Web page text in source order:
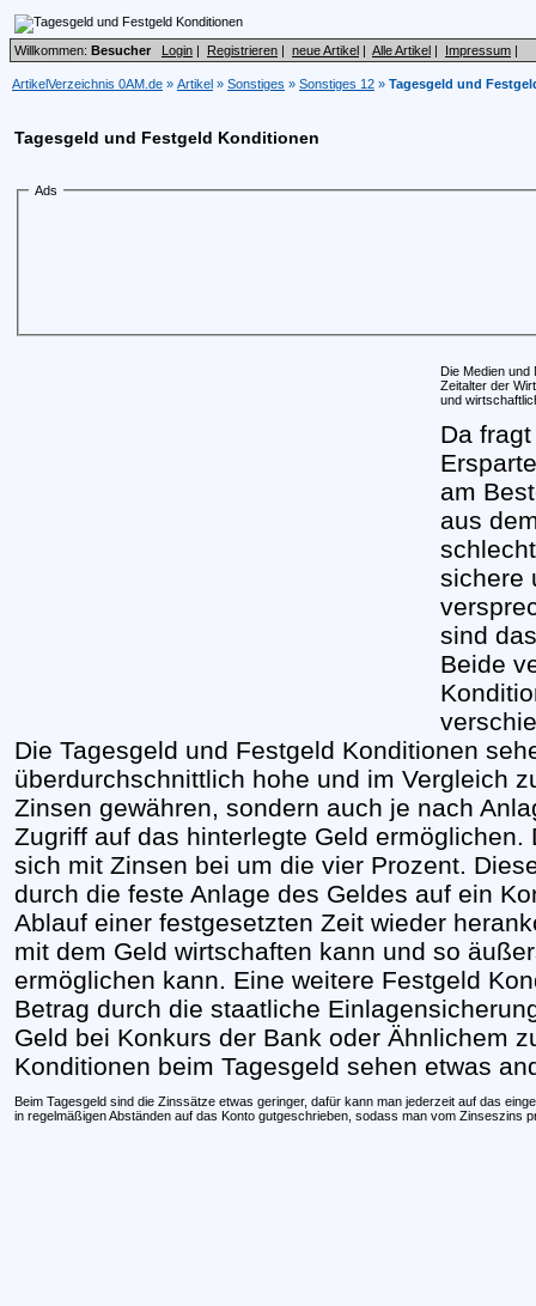
Willkommen: Besucher Login | Registrieren | neue Artikel | Alle Artikel | Impressum |
ArtikelVerzeichnis 0AM.de » Artikel » Sonstiges » Sonstiges 12 » Tagesgeld und
Tagesgeld und Festgeld Konditionen
Ads
Die Medien und
Zeitalter der
und
Da
am
aus
sichere
sind
Beide
Die Tagesgeld und Festgeld Konditionen
überdurchschnittlich hohe und im Vergleich
Zinsen gewähren, sondern auch je nach
Zugriff auf das hinterlegte Geld ermöglichen.
sich mit Zinsen bei um die vier Prozent.
durch die feste Anlage des Geldes auf ein
Ablauf einer festgesetzten Zeit wieder
mit dem Geld wirtschaften kann und so
ermöglichen kann. Eine weitere Festgeld
Betrag durch die staatliche
Geld bei Konkurs der Bank oder Ähnlichem
Konditionen beim Tagesgeld sehen etwas
Beim Tagesgeld sind die Zinssätze etwas geringer, dafür kann man jederzeit auf das
in regelmäßigen Abständen auf das Konto gutgeschrieben, sodass man vom Zinseszins